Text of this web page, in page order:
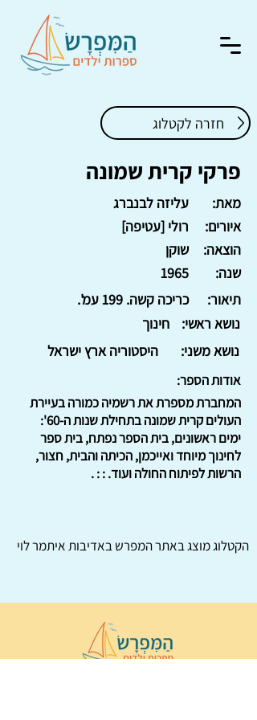
חזרה לקטלוג
פרקי קרית שמונה
עליזה לבנברג
מאת:
רולי [עטיפה]
איורים:
שוקן
הוצאה:
1965
שנה:
כריכה קשה. 199 עמ'.
תיאור:
חינוך
נושא ראשי:
היסטוריה ארץ ישראל
נושא משני:
אודות הספר:
המחברת מספרת את רשמיה כמורה בעיירת
העולים קרית שמונה בתחילת שנות ה-60':
ימים ראשונים, בית הספר נפתח, בית ספר
לחינוך מיוחד ואייכמן, הכיתה והבית, חצור,
הרשות לפיתוח החולה ועוד. : : .
הקטלוג מוצג באתרהמפרשבאדיבות איתמר לוי